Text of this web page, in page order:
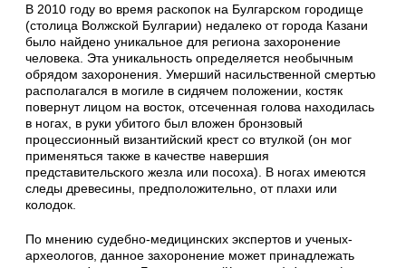
В 2010 году во время раскопок на Булгарском городище
(столица Волжской Булгарии) недалеко от города Казани
было найдено уникальное для региона захоронение
человека. Эта уникальность определяется необычным
обрядом захоронения. Умерший насильственной смертью
располагался в могиле в сидячем положении, костяк
повернут лицом на восток, отсеченная голова находилась
в ногах, в руки убитого был вложен бронзовый
процессионный византийский крест со втулкой (он мог
применяться также в качестве навершия
представительского жезла или посоха). В ногах имеются
следы древесины, предположительно, от плахи или
колодок.
По мнению судебно-медицинских экспертов и ученых-
археологов, данное захоронение может принадлежать